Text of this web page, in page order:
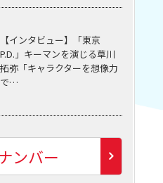
【インタビュー】「東京
P.D.」キーマンを演じる草川
拓弥「キャラクターを想像力
で…
ンバー